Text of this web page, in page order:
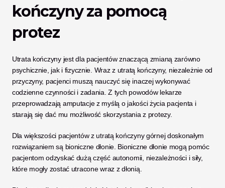
kończyny za pomocą
protez
Utrata kończyny jest dla pacjentów znaczącą zmianą zarówno
psychicznie, jak i fizycznie. Wraz z utratą kończyny, niezależnie od
przyczyny, pacjenci muszą nauczyć się inaczej wykonywać
codzienne czynności i zadania. Z tych powodów lekarze
przeprowadzają amputacje z myślą o jakości życia pacjenta i
starają się dać mu możliwość skorzystania z protezy.
Dla większości pacjentów z utratą kończyny górnej doskonałym
rozwiązaniem są bioniczne dłonie. Bioniczne dłonie mogą pomóc
pacjentom odzyskać dużą część autonomii, niezależności i siły,
które mogły zostać utracone wraz z dłonią.